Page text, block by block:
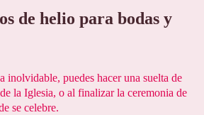
de helio para bodas y
inolvidable, puedes hacer una suelta de
la Iglesia, o al finalizar la ceremonia de
se celebre.